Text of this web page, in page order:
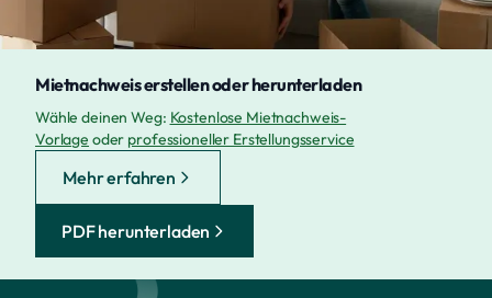
Mietnachweis erstellen oder herunterladen
Wähle deinen Weg: Kostenlose Mietnachweis-
Vorlage oder professioneller Erstellungsservice
Mehr erfahren
PDF herunterladen